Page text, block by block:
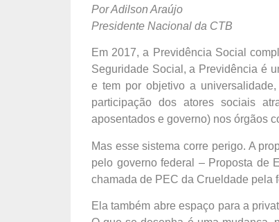
Por Adilson Araújo
Presidente Nacional da CTB
Em 2017, a Previdência Social
Seguridade Social, a Previdência é
e tem por objetivo a
participação dos atores sociais
aposentados e governo) nos órgãos
Mas esse sistema corre perigo. A
pelo governo federal – Proposta de
chamada de PEC da Crueldade pela
Ela também abre espaço para a